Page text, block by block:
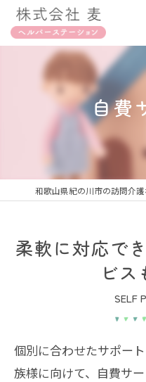
自費
柔軟に対応で
ビス
SELF
個別に合わせたサポー
族様に向けて、自費サ